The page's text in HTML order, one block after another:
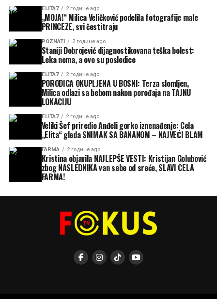
ELITA7 2 године ago
„MOJA!“ Milica Veličković podelila fotografije male
PRINCEZE, svi čestitraju
POZNATI 2 године ago
Staniji Dobrojević dijagnostikovana teška bolest:
Leka nema, a ovo su posledice
ELITA7 2 године ago
PORODICA OKUPLJENA U BOSNI: Terza slomljen,
Milica odlazi sa bebom nakon porođaja na TAJNU
LOKACIJU
ELITA7 2 године ago
Veliki Šef priredio Anđeli gorko iznenađenje: Cela
„Elita“ gleda SNIMAK SA BANANOM – NAJVEĆI BLAM
FARMA 2 године ago
Kristina objavila NAJLEPŠE VESTI: Kristijan Golubović
zbog NASLEDNIKA van sebe od sreće, SLAVI CELA
FARMA!